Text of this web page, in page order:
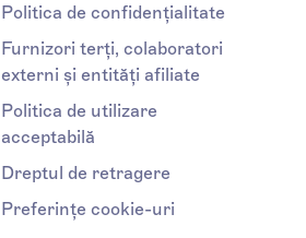
Politica de confidențialitate
Furnizori terți, colaboratori
externi și entități afiliate
Politica de utilizare
acceptabilă
Dreptul de retragere
Preferințe cookie-uri